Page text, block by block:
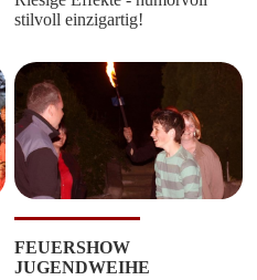
stilvoll einzigartig!
FEUERSHOW
JUGENDWEIHE